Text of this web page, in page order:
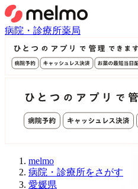
病院・診療所薬局
melmo
病院・診療所をさがす
愛媛県